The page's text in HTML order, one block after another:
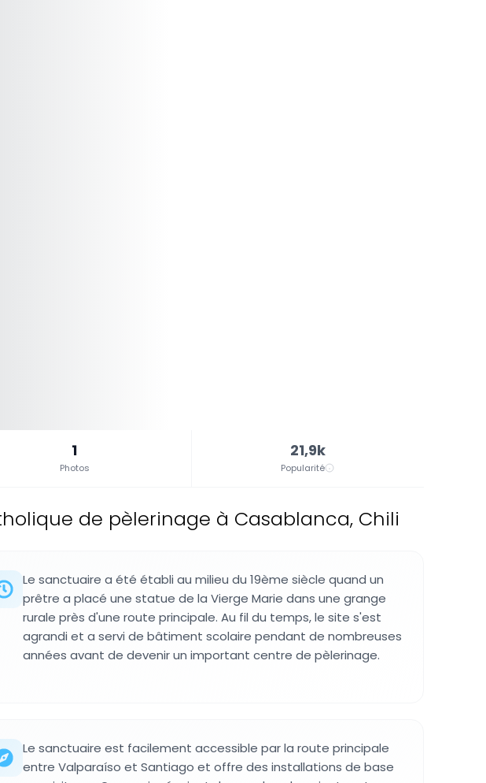
1
Photos
21,9k
Popularité
de pèlerinage à Casablanca, Chili
Le sanctuaire a été établi au milieu du 19ème siècle quand un
prêtre a placé une statue de la Vierge Marie dans une grange
rurale près d'une route principale. Au fil du temps, le site s'est
agrandi et a servi de bâtiment scolaire pendant de nombreuses
années avant de devenir un important centre de pèlerinage.
Le sanctuaire est facilement accessible par la route principale
entre Valparaíso et Santiago et offre des installations de base